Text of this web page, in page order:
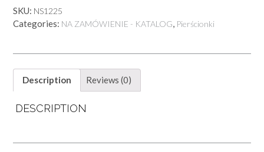
SKU: NS1225
Categories: NA ZAMÓWIENIE - KATALOG, Pierścionki
Description Reviews (0)
DESCRIPTION